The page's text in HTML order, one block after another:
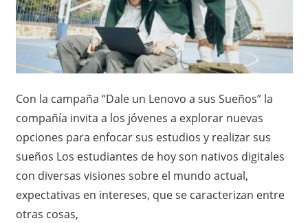
Con la campaña “Dale un Lenovo a sus Sueños” la
compañía invita a los jóvenes a explorar nuevas
opciones para enfocar sus estudios y realizar sus
sueños Los estudiantes de hoy son nativos digitales
con diversas visiones sobre el mundo actual,
expectativas en intereses, que se caracterizan entre
otras cosas,